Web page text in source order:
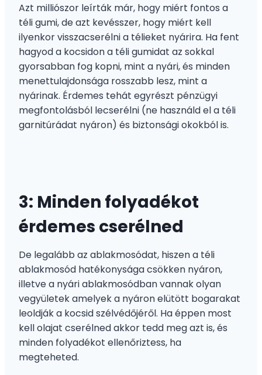
Azt milliószor leírták már, hogy miért fontos a
téli gumi, de azt kevésszer, hogy miért kell
ilyenkor visszacserélni a télieket nyárira. Ha fent
hagyod a kocsidon a téli gumidat az sokkal
gyorsabban fog kopni, mint a nyári, és minden
menettulajdonsága rosszabb lesz, mint a
nyárinak. Érdemes tehát egyrészt pénzügyi
megfontolásból lecserélni (ne használd el a téli
garnitúrádat nyáron) és biztonsági okokból is.
3: Minden folyadékot
érdemes cserélned
De legalább az ablakmosódat, hiszen a téli
ablakmosód hatékonysága csökken nyáron,
illetve a nyári ablakmosódban vannak olyan
vegyületek amelyek a nyáron elütött bogarakat
leoldják a kocsid szélvédőjéről. Ha éppen most
kell olajat cserélned akkor tedd meg azt is, és
minden folyadékot ellenőriztess, ha
megteheted.